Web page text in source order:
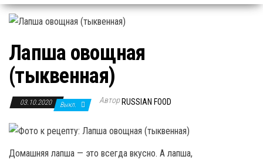
Лапша овощная
(тыквенная)
03.10.2020 Выкл. Автор RUSSIAN FOOD
Домашняя лапша — это всегда вкусно. А лапша,